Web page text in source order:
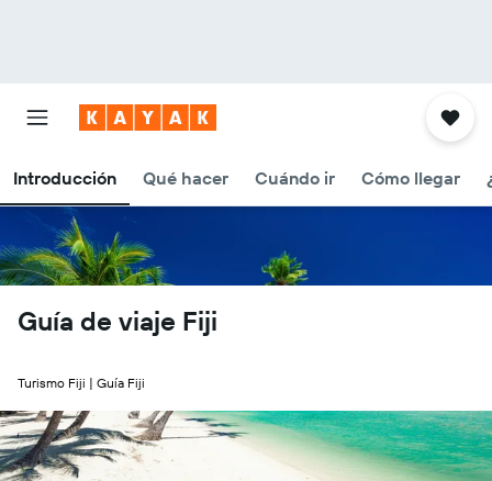
Introducción Qué hacer Cuándo ir Cómo llegar
Guía de viaje Fiji
Turismo Fiji | Guía Fiji